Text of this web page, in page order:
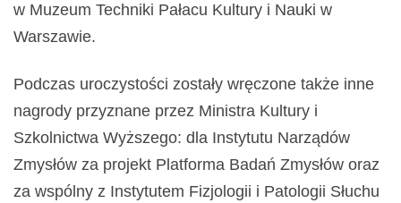
w Muzeum Techniki Pałacu Kultury i Nauki w
Warszawie.
Podczas uroczystości zostały wręczone także inne
nagrody przyznane przez Ministra Kultury i
Szkolnictwa Wyższego: dla Instytutu Narządów
Zmysłów za projekt Platforma Badań Zmysłów oraz
za wspólny z Instytutem Fizjologii i Patologii Słuchu